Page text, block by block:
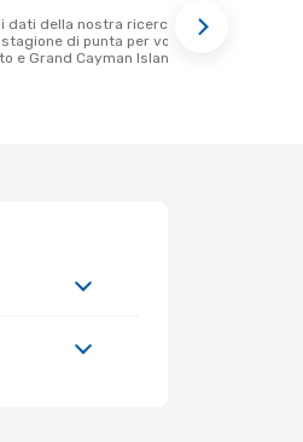
di punta per volare
e Grand Cayman Island è